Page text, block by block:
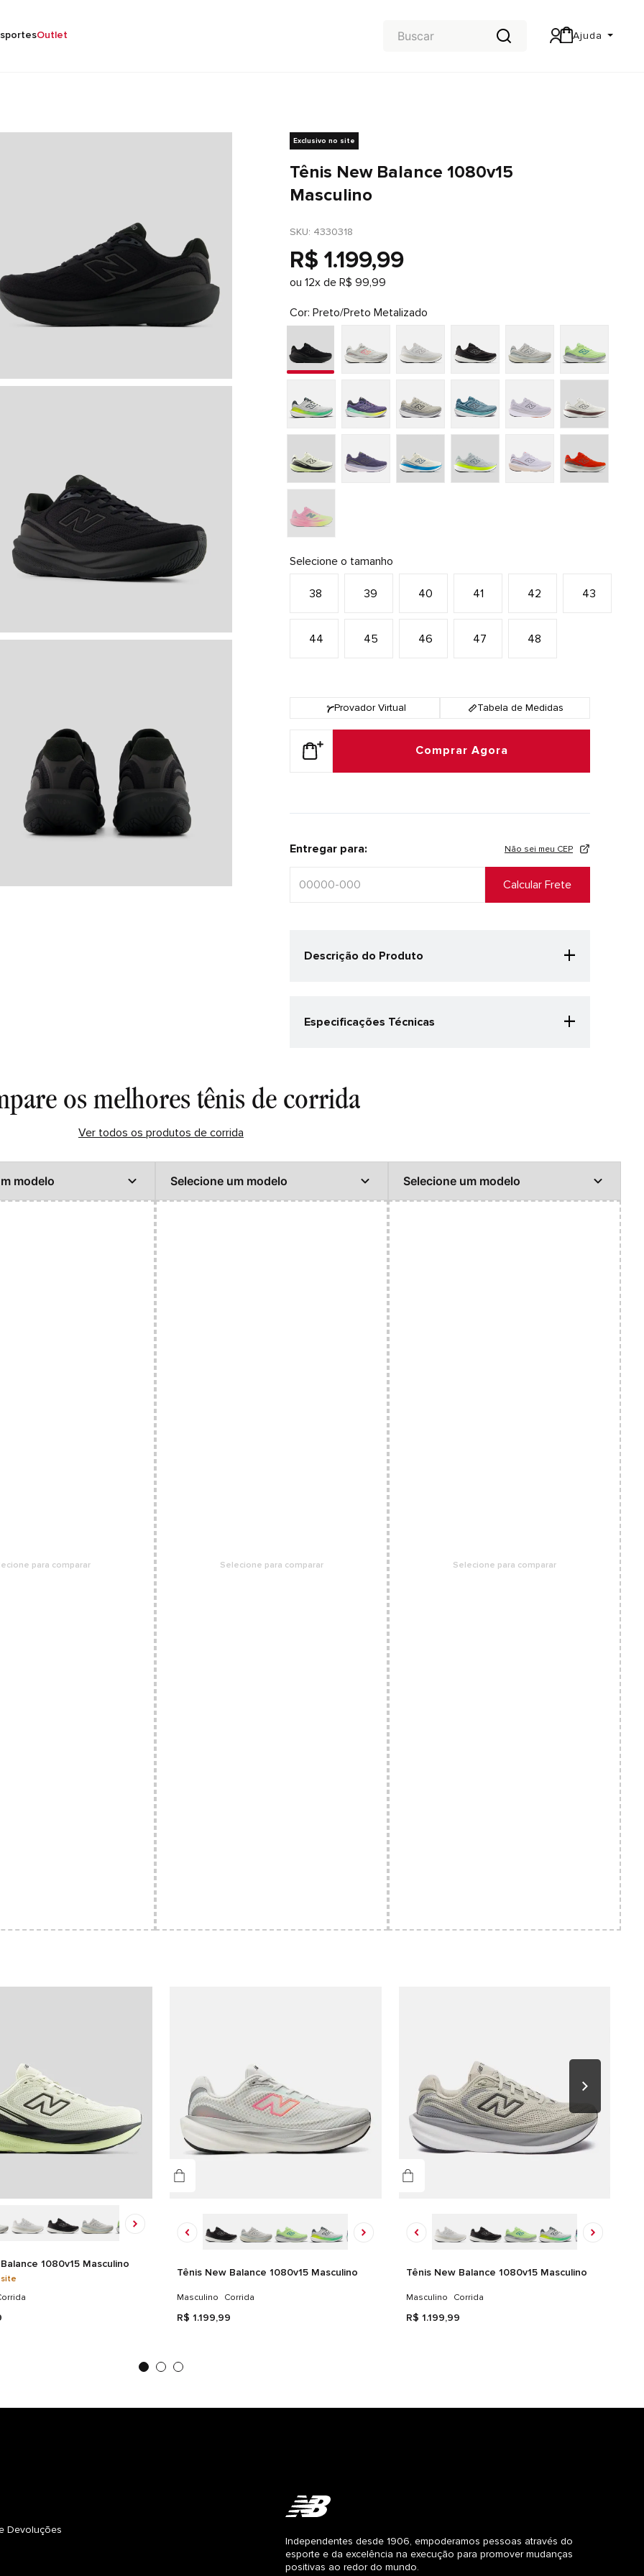
Outlet Ajuda
Exclusivo no site
Tênis New Balance 1080v15
Masculino
SKU: 4330318
R$ 1.199,99
ou12x deR$ 99,99
Cor Preto/Preto Metalizado
Selecione o tamanho
38 39 40 41 42 43
44 45 46 47 48
Provador Virtual Tabela de Medidas
Comprar Agora
Entregar para: Não sei meu CEP
Descrição do Produto +
Especificações Técnicas +
Preto/Preto Metalizado
Detalhes do produto
CABEDAL: 81,37% TEXTIL 18,63% SINTETICO FORRO: 100% TEXTIL
os melhores tênis de corrida
Ver todos os produtos de corrida
para comparar Selecione para comparar Selecione para comparar
1080v15 Masculino
Tênis New Balance 1080v15 Masculino
Masculino Corrida
R$ 1.199,99
Tênis New Balance 1080v15 Masculino
Masculino Corrida
R$ 1.199,99
Devoluções
Independentes desde 1906, empoderamos pessoas através do
esporte e da excelência na execução para promover mudanças
positivas ao redor do mundo.